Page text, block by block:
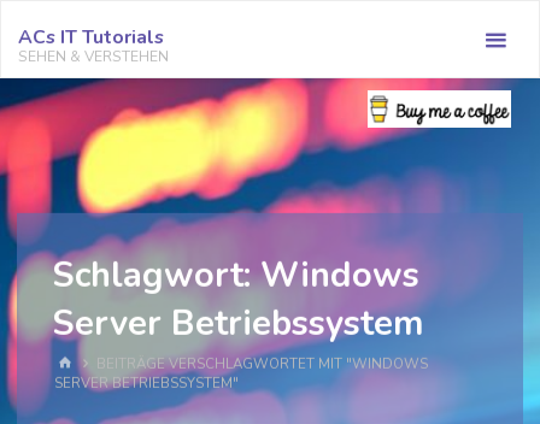
Inhalt
springen
ACs IT Tutorials
SEHEN & VERSTEHEN
Schlagwort:Windows
Server Betriebssystem
STARTBEITRÄGE VERSCHLAGWORTET MIT "WINDOWS
SERVER BETRIEBSSYSTEM"